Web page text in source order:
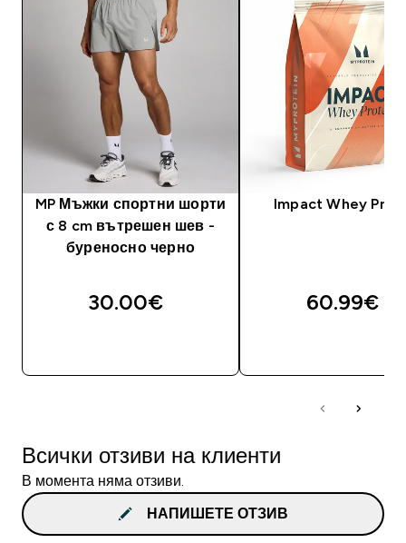
MP Мъжки спортни шорти
с 8 cm вътрешен шев -
буреносно черно
30.00€‎
Impact Whey
60.99€‎
Всички отзиви на клиенти
В момента няма отзиви.
НАПИШЕТЕ ОТЗИВ